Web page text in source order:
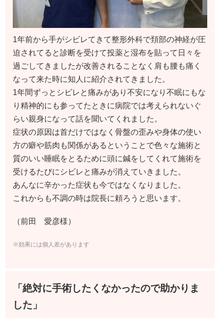
1年前から手がシビレてきて整形外科で頚部の神経が圧
迫されてると診断を受けて投薬と湿布を貼って日々を
過ごしてきましたが改善されることなく肩も腰も痛く
なって来た時に知人に紹介されてきました。
1年間ずっとシビレと痛みがあり不安になり不眠にもな
り精神的にも参ってたときに病院では考えられないぐ
らい親身になって話を聞いてくれました。
症状の原因は首だけではなく骨盤の歪みや身体の使い
方の癖や筋肉も関係があるということで色々な施術と
質のいい睡眠をとるために頭に鍼をしてくれて施術を
受けるたびにシビレと痛みが消えていきました。
あんなに辛かった症状も今ではなくなりました。
これからも不調の時は院長に頼ろうと思います。
（前田 愛彦様）
※効果には個人差があります
「絶対に手術したくなかったので助かりま
した」